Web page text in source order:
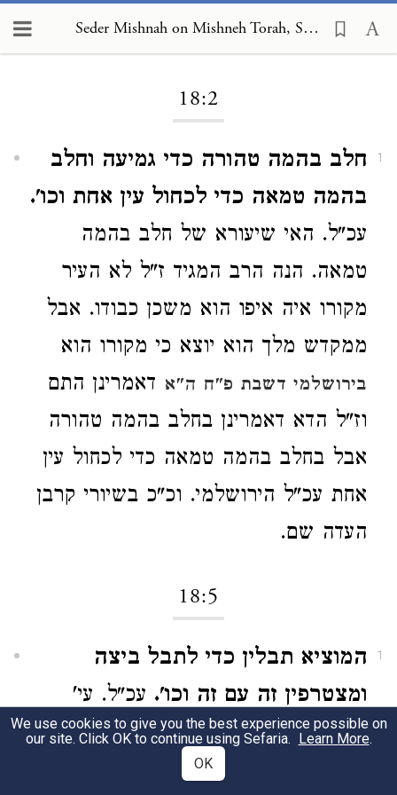
Seder Mishnah on Mishneh Torah, Sabbath 18:2
18:2
1
חלב בהמה טהורה כדי גמיעה וחלב
בהמה טמאה כדי לכחול עין אחת וכו'.
עכ"ל. האי שיעורא של חלב בהמה
טמאה. הנה הרב המגיד ז"ל לא העיר
מקורו איה איפו הוא משכן כבודו. אבל
ממקדש מלך הוא יוצא כי מקורו הוא
בירושלמי דשבת פ"ח ה"א דאמרינן התם
וז"ל הדא דאמרינן בחלב בהמה טהורה
אבל בחלב בהמה טמאה כדי לכחול עין
אחת עכ"ל הירושלמי. וכ"כ בשיורי קרבן
העדה שם.
18:5
1
המוציא תבלין כדי לתבל ביצה
ומצטרפין זה עם זה וכו'. עכ"ל. עי'
במגיד משנה שהקשה דדברי רבינו ז"ל
הללו הם לכאו' נגד הסוגיא
We use cookies to give you the best experience possible on
our site. Click OK to continue using Sefaria. Learn More.
OK